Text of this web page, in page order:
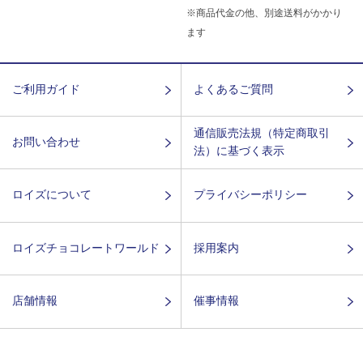
※商品代金の他、別途送料がかかり
ます
ご利用ガイド よくあるご質問
お問い合わせ
通信販売法規（特定商取引
法）に基づく表示
ロイズについて プライバシーポリシー
ロイズチョコレートワールド 採用案内
店舗情報 催事情報